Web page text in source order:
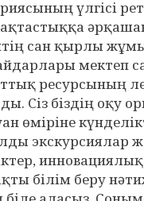
үлгісі
сан қырлы
айдарлары мектеп
ресурсының
Сіз біздің оқу
өміріне
экскурсиялар
білім беру